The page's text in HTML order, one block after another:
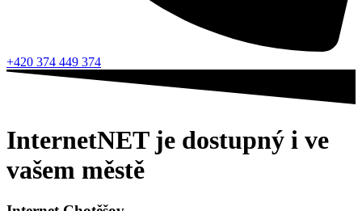
+420 374 449 374
InternetNET je dostupný i ve
vašem městě